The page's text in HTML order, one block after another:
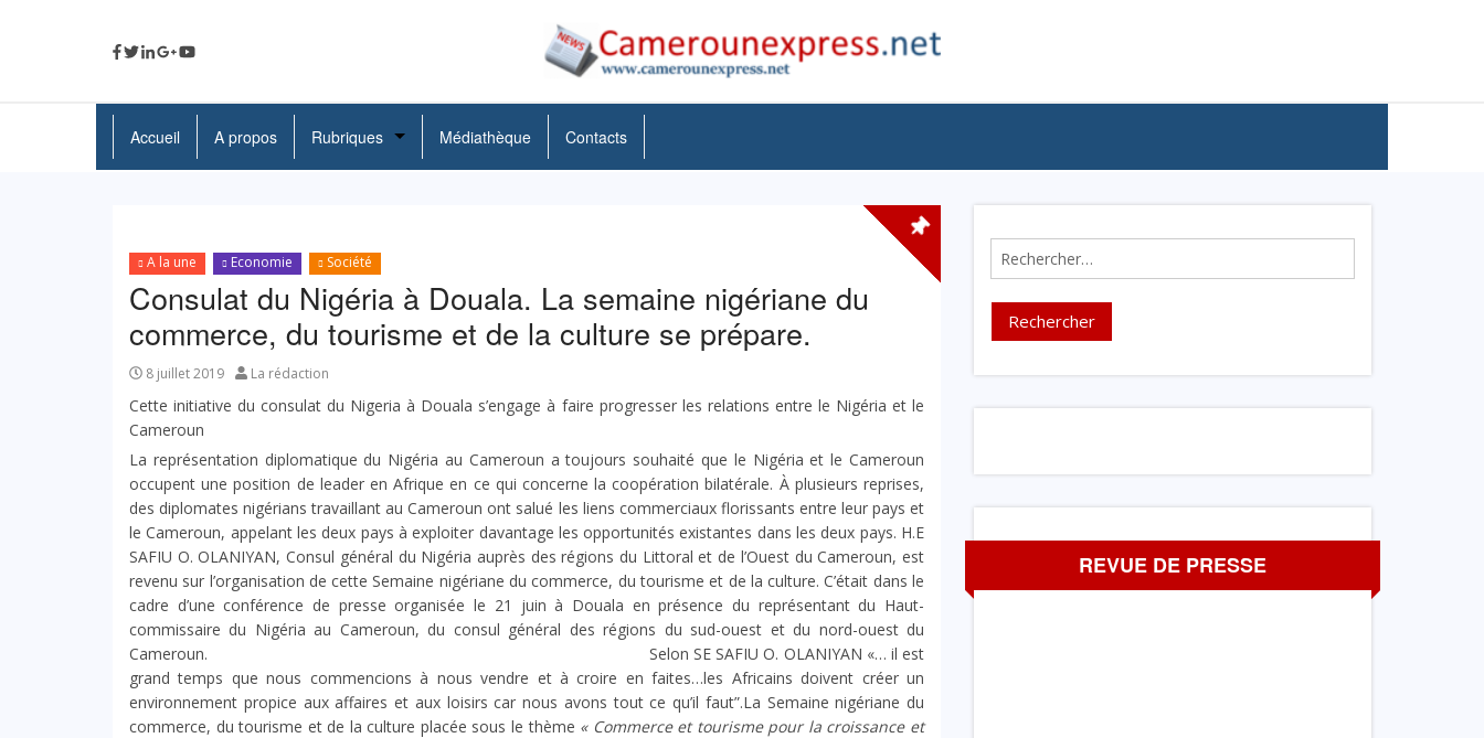
Accueil A propos Rubriques
Economie
Education
Société
Culture
Médiathèque Contacts
A la une Economie Société
Consulat du Nigéria à Douala. La semaine nigériane du
commerce, du tourisme et de la culture se prépare.
8 juillet 2019 La rédaction
Cette initiative du consulat du Nigeria à Douala s’engage à faire progresser les relations entre le Nigéria et le
Cameroun
La représentation diplomatique du Nigéria au Cameroun a toujours souhaité que le Nigéria et le Cameroun
occupent une position de leader en Afrique en ce qui concerne la coopération bilatérale. À plusieurs reprises,
des diplomates nigérians travaillant au Cameroun ont salué les liens commerciaux florissants entre leur pays et
le Cameroun, appelant les deux pays à exploiter davantage les opportunités existantes dans les deux pays. H.E
SAFIU O. OLANIYAN, Consul général du Nigéria auprès des régions du Littoral et de l’Ouest du Cameroun, est
revenu sur l’organisation de cette Semaine nigériane du commerce, du tourisme et de la culture. C’était dans le
cadre d’une conférence de presse organisée le 21 juin à Douala en présence du représentant du Haut-
commissaire du Nigéria au Cameroun, du consul général des régions du sud-ouest et du nord-ouest du
Cameroun. Selon SE SAFIU O. OLANIYAN «… il est
grand temps que nous commencions à nous vendre et à croire en faites…les Africains doivent créer un
environnement propice aux affaires et aux loisirs car nous avons tout ce qu’il faut”.La Semaine nigériane du
commerce, du tourisme et de la culture placée sous le thème « Commerce et tourisme pour la croissance et
Rechercher :
REVUE DE PRESSE